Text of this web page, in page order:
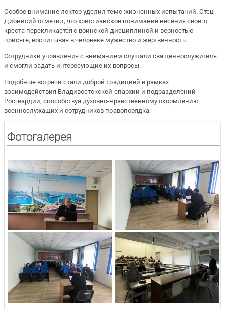
Особое внимание лектор уделил теме жизненных испытаний. Отец
Дионисий отметил, что христианское понимание несения своего
креста перекликается с воинской дисциплиной и верностью
присяге, воспитывая в человеке мужество и жертвенность.
Сотрудники управления с вниманием слушали священнослужителя
и смогли задать интересующие их вопросы.
Подобные встречи стали доброй традицией в рамках
взаимодействия Владивостокской епархии и подразделений
Росгвардии, способствуя духовно-нравственному окормлению
военнослужащих и сотрудников правопорядка.
Фотогалерея